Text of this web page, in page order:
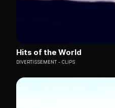
Hits of the World
DIVERTISSEMENT CLIPS